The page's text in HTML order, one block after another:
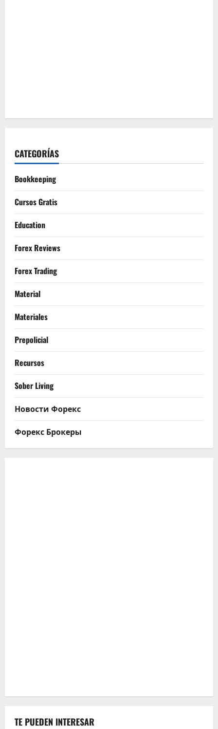
CATEGORÍAS
Bookkeeping
Cursos Gratis
Education
Forex Reviews
Forex Trading
Material
Materiales
Prepolicial
Recursos
Sober Living
Новости Форекс
Форекс Брокеры
TE PUEDEN INTERESAR